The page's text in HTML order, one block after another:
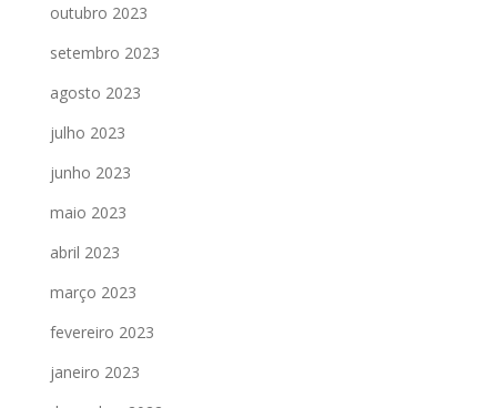
outubro 2023
setembro 2023
agosto 2023
julho 2023
junho 2023
maio 2023
abril 2023
março 2023
fevereiro 2023
janeiro 2023